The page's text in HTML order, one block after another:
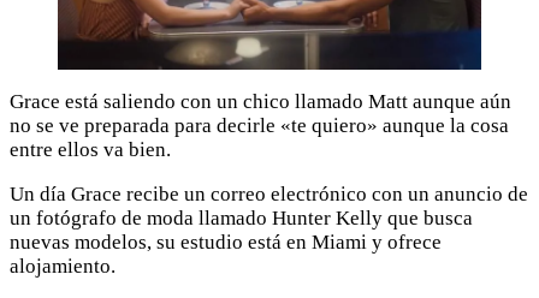
Grace está saliendo con un chico llamado Matt aunque aún
no se ve preparada para decirle «te quiero» aunque la cosa
entre ellos va bien.
Un día Grace recibe un correo electrónico con un anuncio de
un fotógrafo de moda llamado Hunter Kelly que busca
nuevas modelos, su estudio está en Miami y ofrece
alojamiento.